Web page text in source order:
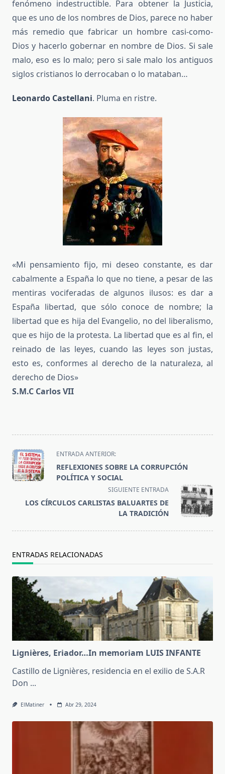
fenómeno indestructible. Para obtener la Justicia,
que es uno de los nombres de Dios, parece no haber
más remedio que fabricar un hombre casi-como-
Dios y hacerlo gobernar en nombre de Dios. Si sale
malo, eso es lo malo; pero si sale malo los antiguos
siglos cristianos lo derrocaban o lo mataban…
Leonardo Castellani. Pluma en ristre.
«Mi pensamiento fijo, mi deseo constante, es dar
cabalmente a España lo que no tiene, a pesar de las
mentiras vociferadas de algunos ilusos: es dar a
España libertad, que sólo conoce de nombre; la
libertad que es hija del Evangelio, no del liberalismo,
que es hijo de la protesta. La libertad que es al fin, el
reinado de las leyes, cuando las leyes son justas,
esto es, conformes al derecho de la naturaleza, al
derecho de Dios»
S.M.C Carlos VII
<span
class="nav-
subtitle
reader-
ENTRADA ANTERIOR:
REFLEXIONES SOBRE LA CORRUPCIÓN
POLÍTICA Y SOCIAL
SIGUIENTE ENTRADA
LOS CÍRCULOS CARLISTAS BALUARTES DE
LA TRADICIÓN
ENTRADAS RELACIONADAS
Lignières, Eriador…In memoriam LUIS INFANTE
Castillo de Lignières, residencia en el exilio de S.A.R
Don ...
ElMatiner Abr 29, 2024